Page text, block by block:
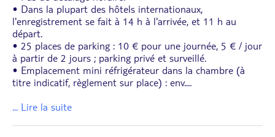
• Dans la plupart des hôtels internationaux,
l'enregistrement se fait à 14 h à l'arrivée, et 11 h au
départ.
• 25 places de parking : 10 € pour une journée, 5 € / jour
à partir de 2 jours ; parking privé et surveillé.
• Emplacement mini réfrigérateur dans la chambre (à
titre indicatif, règlement sur place) : env....
... Lire la suite